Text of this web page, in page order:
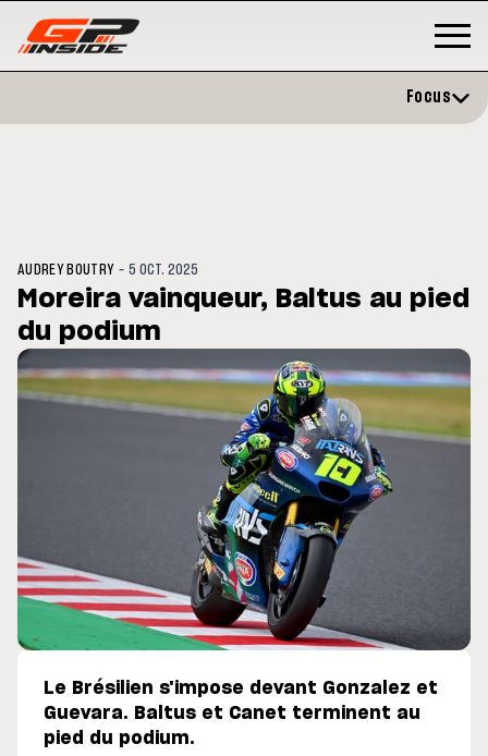
: Horaires et
du GP de Grande-
Zarco évite l'opération et vise
retour en septembre
Focus
AUDREY BOUTRY- 5 OCT. 2025
Moreira vainqueur, Baltus au pied
du podium
Le Brésilien s'impose devant Gonzalez et
Guevara. Baltus et Canet terminent au
pied du podium.